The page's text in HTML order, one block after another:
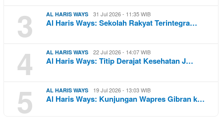
3 AL HARIS WAYS 31 Jul 2026 - 11:35 WIB
Al Haris Ways: Sekolah Rakyat Terintegra…
4 AL HARIS WAYS 22 Jul 2026 - 14:07 WIB
Al Haris Ways: Titip Derajat Kesehatan J…
5 AL HARIS WAYS 19 Jul 2026 - 13:03 WIB
Al Haris Ways: Kunjungan Wapres Gibran k…